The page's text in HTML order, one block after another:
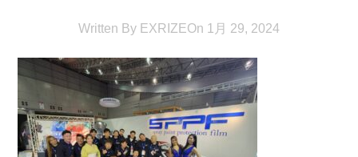
Written By EXRIZEOn 1月 29, 2024